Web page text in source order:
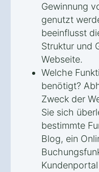
Gewinnung
genutzt
beeinflusst
Struktur und
Webseite.
Welche
benötigt?
Zweck der
Sie sich
bestimmte
Blog, ein